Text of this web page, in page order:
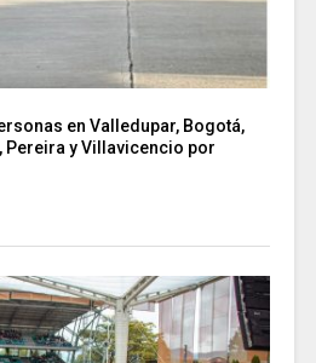
en Valledupar, Bogotá,
Pereira y Villavicencio por